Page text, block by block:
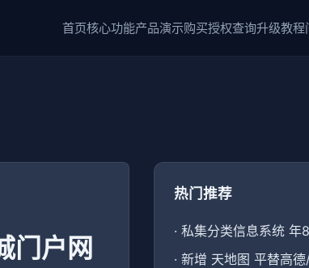
首页核心功能产品演示购买授权查询升级教程
门户网
热门推荐
· 私集分类信息系统 年
· 新增 天地图 平替高德